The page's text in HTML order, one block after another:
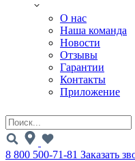
О нас
Наша команда
Новости
Отзывы
Гарантии
Контакты
Приложение
8 800 500-71-81 Заказать